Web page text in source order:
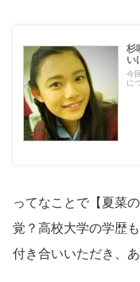
杉
い
今
に
ってなことで【夏菜
覚？高校大学の学歴
付き合いいただき、